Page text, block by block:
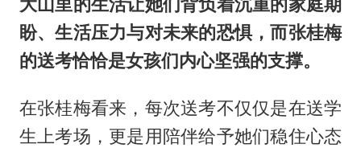
大山里的生活让她们背负着沉重的家庭期
盼、生活压力与对未来的恐惧，而张桂梅
的送考恰恰是女孩们内心坚强的支撑。
在张桂梅看来，每次送考不仅仅是在送学
生上考场，更是用陪伴给予她们稳住心态